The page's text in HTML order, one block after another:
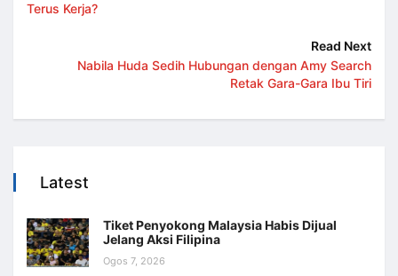
Terus Kerja?
Read Next
Nabila Huda Sedih Hubungan dengan Amy Search
Retak Gara-Gara Ibu Tiri
Latest
Tiket Penyokong Malaysia Habis Dijual
Jelang Aksi Filipina
Ogos 7, 2026